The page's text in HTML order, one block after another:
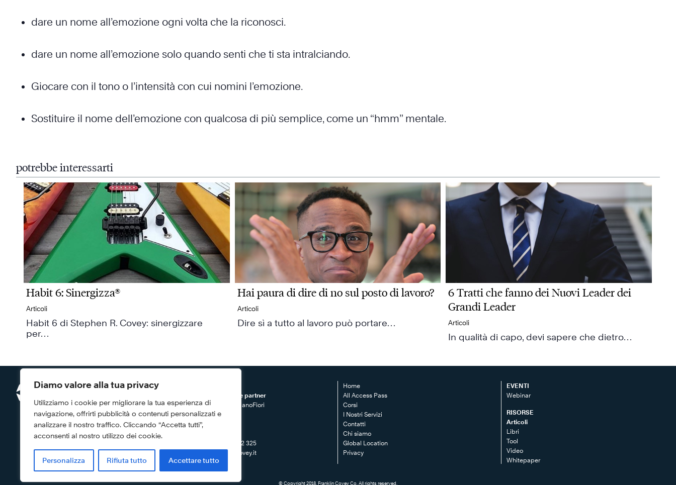
Diamo valore alla tua privacy
Utilizziamo i cookie per migliorare la tua esperienza di
navigazione, offrirti pubblicità o contenuti personalizzati e
analizzare il nostro traffico. Cliccando “Accetta tutti”,
acconsenti al nostro utilizzo dei cookie.
Personalizza Rifiuta tutto Accettare tutto
dare un nome all’emozione ogni volta che la riconosci.
dare un nome all’emozione solo quando senti che ti sta intralciando.
Giocare con il tono o l’intensità con cui nomini l’emozione.
Sostituire il nome dell’emozione con qualcosa di più semplice, come un “hmm” mentale.
potrebbe interessarti
Habit 6: Sinergizza®
Articoli
Habit 6 di Stephen R. Covey: sinergizzare
per…
Hai paura di dire di no sul posto di lavoro?
Articoli
Dire sì a tutto al lavoro può portare…
6 Tratti che fanno dei Nuovi Leader dei
Grandi Leader
Articoli
In qualità di capo, devi sapere che dietro…
Cegos Italia exclusive partner
Centro Direzionale MilanoFiori
Strada 1 Palazzo F3
Assago (MI) 20057
Telefono: +39 02 80672 325
info@franklincovey.it
Home
All Access Pass
Corsi
I Nostri Servizi
Contatti
Chi siamo
Global Location
Privacy
EVENTI
Webinar
RISORSE
Articoli
Libri
Tool
Video
Whitepaper
© Copyright 2018. Franklin Covey Co. All rights reserved.